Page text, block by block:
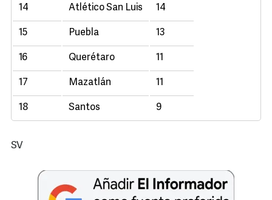
14 Atlético San Luis 14
15 Puebla 13
16 Querétaro 11
17 Mazatlán 11
18 Santos 9
SV